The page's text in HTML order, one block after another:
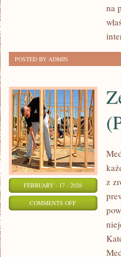
na
POSTED BY ADMIN
FEBRUARY - 17 - 2026
COMMENTS OFFON
z